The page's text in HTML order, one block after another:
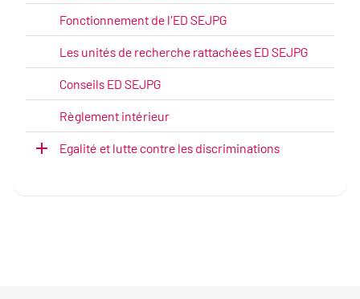
Fonctionnement de l'ED SEJPG
Les unités de recherche rattachées ED SEJPG
Conseils ED SEJPG
Règlement intérieur
Egalité et lutte contre les discriminations